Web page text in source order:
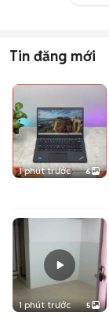
Tin đăng mới
1 phút trước 6
1 phút trước 5